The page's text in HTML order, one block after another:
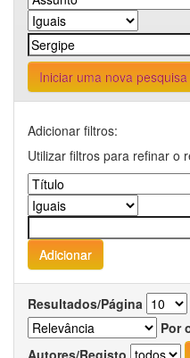
Iniciar uma nova pesquisa
Adicionar filtros:
Utilizar filtros para refinar o
Resultados/Página
Por
Autores/Registo